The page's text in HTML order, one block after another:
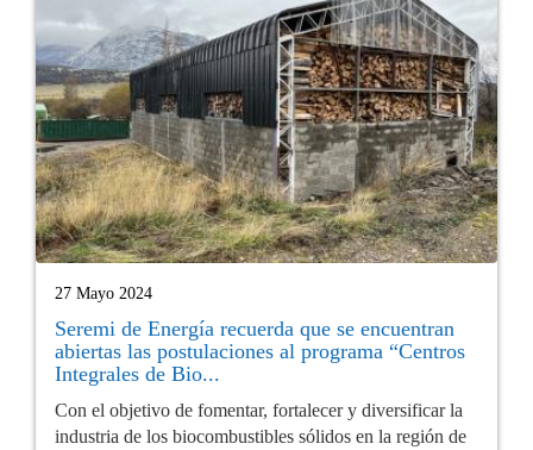
27 Mayo 2024
Seremi de Energía recuerda que se encuentran
abiertas las postulaciones al programa “Centros
Integrales de Bio...
Con el objetivo de fomentar, fortalecer y diversificar la
industria de los biocombustibles sólidos en la región de